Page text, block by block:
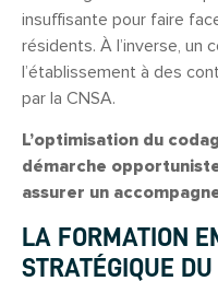
insuffisante pour faire
résidents. À l’inverse, un
l’établissement à des
par la CNSA.
L’optimisation du
démarche
assurer un
LA FORMATION
STRATÉGIQUE DU